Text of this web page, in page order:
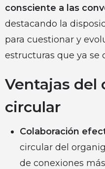
consciente a las
destacando la
para cuestionar y
estructuras que ya se
Ventajas del
circular
Colaboración
circular del
de conexiones